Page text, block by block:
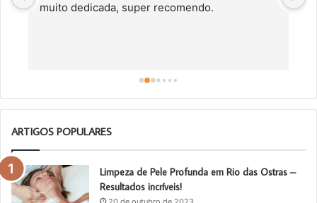
muito dedicada, super recomendo.
ARTIGOS POPULARES
Limpeza de Pele Profunda em Rio das Ostras –
Resultados incríveis!